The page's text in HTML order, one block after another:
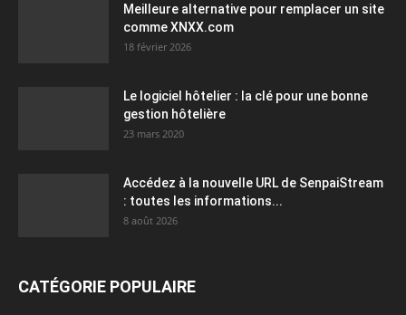
Meilleure alternative pour remplacer un site
comme XNXX.com
18 février 2026
Le logiciel hôtelier : la clé pour une bonne
gestion hôtelière
23 mars 2020
Accédez à la nouvelle URL de SenpaiStream
: toutes les informations...
8 août 2026
CATÉGORIE POPULAIRE